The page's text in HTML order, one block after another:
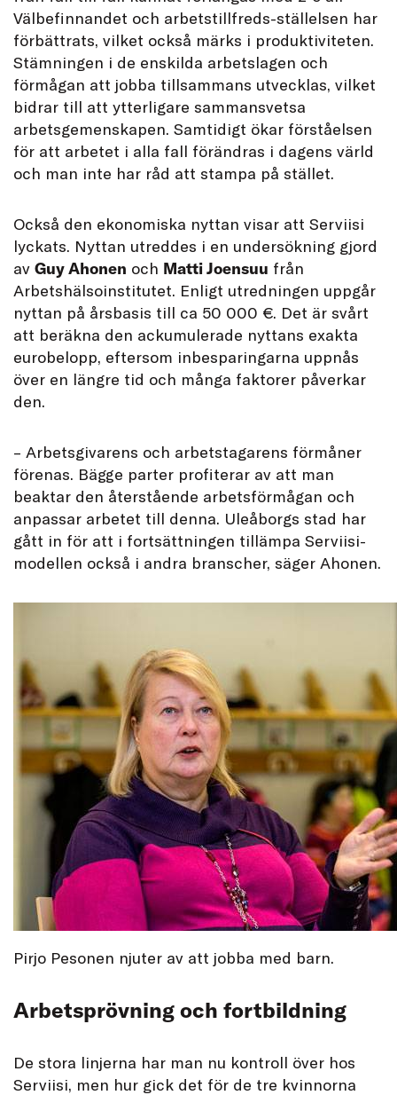
Välbefinnandet och arbetstillfreds-ställelsen har
förbättrats, vilket också märks i produktiviteten.
Stämningen i de enskilda arbetslagen och
förmågan att jobba tillsammans utvecklas, vilket
bidrar till att ytterligare sammansvetsa
arbetsgemenskapen. Samtidigt ökar förståelsen
för att arbetet i alla fall förändras i dagens värld
och man inte har råd att stampa på stället.
Också den ekonomiska nyttan visar att Serviisi
lyckats. Nyttan utreddes i en undersökning gjord
av Guy Ahonen och Matti Joensuu från
Arbetshälsoinstitutet. Enligt utredningen uppgår
nyttan på årsbasis till ca 50 000 €. Det är svårt
att beräkna den ackumulerade nyttans exakta
eurobelopp, eftersom inbesparingarna uppnås
över en längre tid och många faktorer påverkar
den.
– Arbetsgivarens och arbetstagarens förmåner
förenas. Bägge parter profiterar av att man
beaktar den återstående arbetsförmågan och
anpassar arbetet till denna. Uleåborgs stad har
gått in för att i fortsättningen tillämpa Serviisi-
modellen också i andra branscher, säger Ahonen.
Pirjo Pesonen njuter av att jobba med barn.
Arbetsprövning och fortbildning
De stora linjerna har man nu kontroll över hos
Serviisi, men hur gick det för de tre kvinnorna